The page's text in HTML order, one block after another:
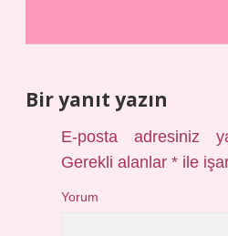
Bir yanıt yazın
E-posta adresiniz
Gerekli alanlar* ile
Yorum